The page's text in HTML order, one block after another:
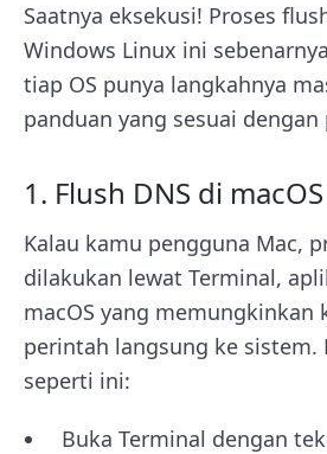
Saatnya eksekusi! Proses
Windows Linux ini
tiap OS punya langkahnya
panduan yang sesuai
1. Flush DNS di macOS
Kalau kamu pengguna Mac,
dilakukan lewat Terminal,
macOS yang memungkinkan
perintah langsung ke sistem.
seperti ini:
Buka Terminal dengan